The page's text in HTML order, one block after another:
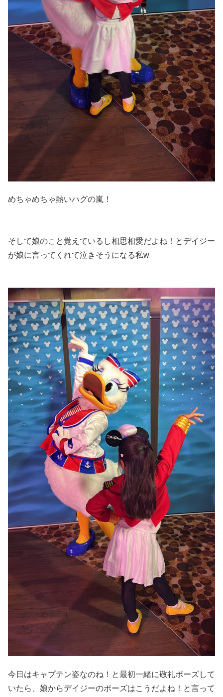
めちゃめちゃ熱いハグの嵐！
そして娘のこと覚えているし相思相愛だよね！とデイジー
が娘に言ってくれて泣きそうになる私w
今日はキャプテン姿なのね！と最初一緒に敬礼ポーズして
いたら、娘からデイジーのポーズはこうだよね！と言って